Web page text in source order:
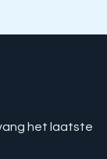
het laatste